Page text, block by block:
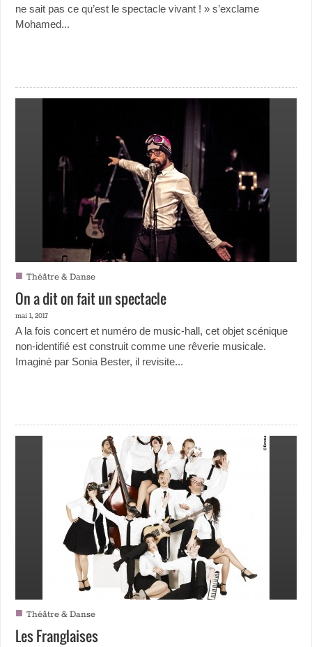
ne sait pas ce qu’est le spectacle vivant ! » s’exclame
Mohamed...
■ Théâtre & Danse
On a dit on fait un spectacle
mai 1, 2017
A la fois concert et numéro de music-hall, cet objet scénique
non-identifié est construit comme une rêverie musicale.
Imaginé par Sonia Bester, il revisite...
■ Théâtre & Danse
Les Franglaises